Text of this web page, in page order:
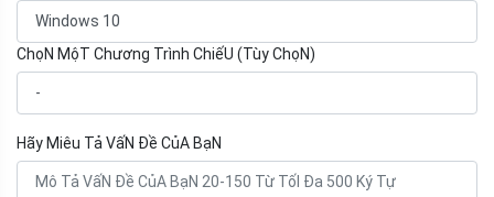
ChọN MộT Chương Trình ChiếU (Tùy ChọN)
Hãy Miêu Tả VấN Đề CủA BạN